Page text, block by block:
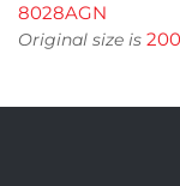
8028AGN
Original size is